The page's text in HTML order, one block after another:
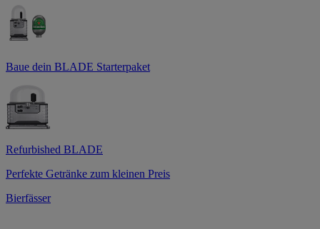
Baue dein BLADE Starterpaket
Refurbished BLADE
Perfekte Getränke zum kleinen Preis
Bierfässer